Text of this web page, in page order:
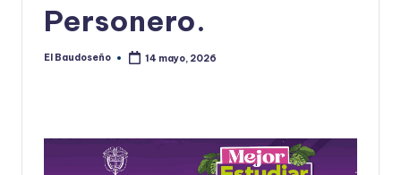
Personero.
Publicado
El Baudoseño 14 mayo, 2026